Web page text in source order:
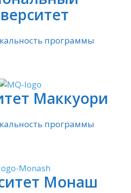
программы
Маккуори
программы
Монаш